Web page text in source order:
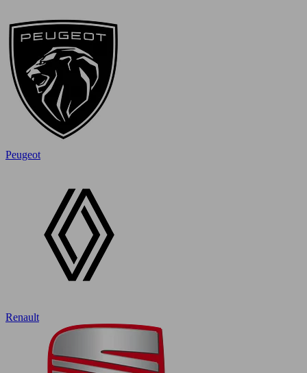
Peugeot
Renault